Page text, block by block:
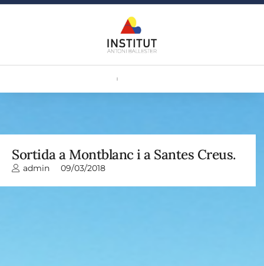
Sortida a Montblanc i a Santes Creus.
admin 09/03/2018